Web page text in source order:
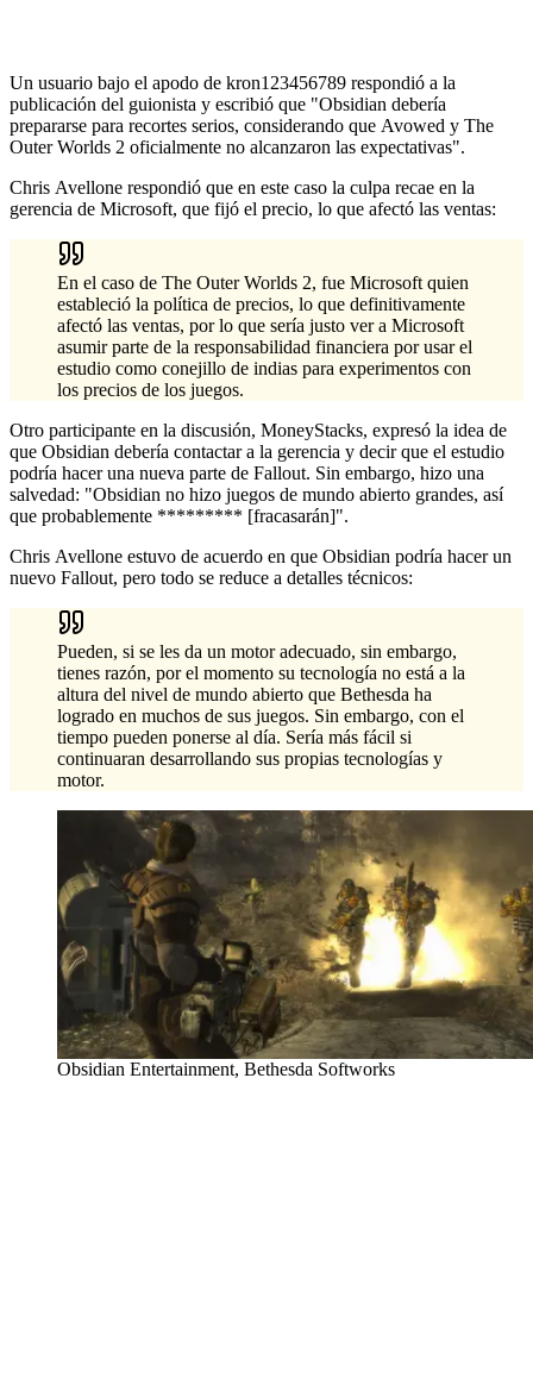
Un usuario bajo el apodo de kron123456789 respondió a la
publicación del guionista y escribió que "Obsidian debería
prepararse para recortes serios, considerando que Avowed y The
Outer Worlds 2 oficialmente no alcanzaron las expectativas".
Chris Avellone respondió que en este caso la culpa recae en la
gerencia de Microsoft, que fijó el precio, lo que afectó las ventas:
En el caso de The Outer Worlds 2, fue Microsoft quien
estableció la política de precios, lo que definitivamente
afectó las ventas, por lo que sería justo ver a Microsoft
asumir parte de la responsabilidad financiera por usar el
estudio como conejillo de indias para experimentos con
los precios de los juegos.
Otro participante en la discusión, MoneyStacks, expresó la idea de
que Obsidian debería contactar a la gerencia y decir que el estudio
podría hacer una nueva parte de Fallout. Sin embargo, hizo una
salvedad: "Obsidian no hizo juegos de mundo abierto grandes, así
que probablemente ********* [fracasarán]".
Chris Avellone estuvo de acuerdo en que Obsidian podría hacer un
nuevo Fallout, pero todo se reduce a detalles técnicos:
Pueden, si se les da un motor adecuado, sin embargo,
tienes razón, por el momento su tecnología no está a la
altura del nivel de mundo abierto que Bethesda ha
logrado en muchos de sus juegos. Sin embargo, con el
tiempo pueden ponerse al día. Sería más fácil si
continuaran desarrollando sus propias tecnologías y
motor.
Obsidian Entertainment, Bethesda Softworks